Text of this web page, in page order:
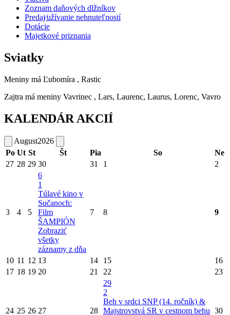
Zoznam daňových dlžníkov
Predaj⁄užívanie nehnuteľností
Dotácie
Majetkové priznania
Sviatky
Meniny má Ľubomíra , Rastic
Zajtra má meniny Vavrinec , Lars, Laurenc, Laurus, Lorenc, Vavro
KALENDÁR AKCIÍ
August2026
Po Ut St Št Pia So
Ne
27 28 29 30 31 1 2
3 4 5
6
1
Túlavé kino v
Sučanoch:
Film
ŠAMPIÓN
Zobraziť
všetky
záznamy z dňa
7 8 9
10 11 12 13 14 15
16
17 18 19 20 21 22 23
24 25 26 27 28
29
2
Beh v srdci SNP (14. ročník) &
Majstrovstvá SR v cestnom behu 30